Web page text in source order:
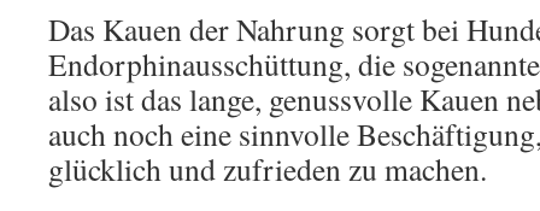
Das Kauen der Nahrung sorgt bei
Endorphinausschüttung, die
also ist das lange, genussvolle Kauen
auch noch eine sinnvolle
glücklich und zufrieden zu machen.